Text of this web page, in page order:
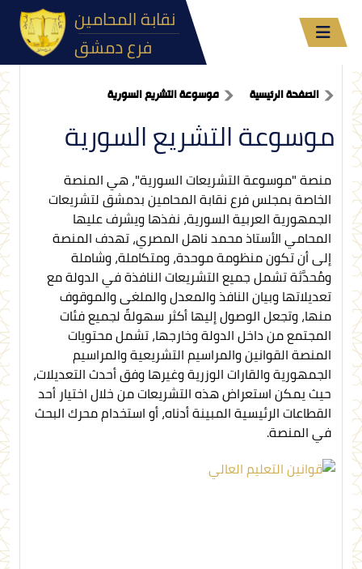
فرع دمشق
الصفحة الرئيسية موسوعة التشريع السورية
موسوعة التشريع السورية
منصة "موسوعة التشريعات السورية"، هي المنصة
الخاصة بمجلس فرع نقابة المحامين بدمشق لتشريعات
الجمهورية العربية السورية، نفذها ويشرف عليها
المحامي الأستاذ محمد ناهل المصري، تهدف المنصة
إلى أن تكون منظومة موحدة، ومتكاملة، وشاملة
ومُحدَّثة تشمل جميع التشريعات النافذة في الدولة مع
تعديلاتها وبيان النافذ والمعدل والملغى والموقوف
منها، وتجعل الوصول إليها أكثر سهولةً لجميع فئات
المجتمع من داخل الدولة وخارجها، تشمل محتويات
المنصة القوانين والمراسيم التشريعية والمراسيم
الجمهورية والقارات الوزرية وغيرها وفق أحدث التعديلات،
حيث يمكن استعراض هذه التشريعات من خلال اختيار أحد
القطاعات الرئيسية المبينة أدناه، أو استخدام محرك البحث
في المنصة.